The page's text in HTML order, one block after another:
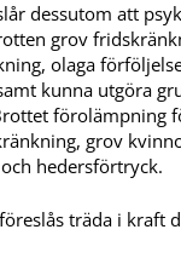
dessutom att
grov
olaga
kunna utgöra
förolämpning
grov
hedersförtryck.
träda i kraft